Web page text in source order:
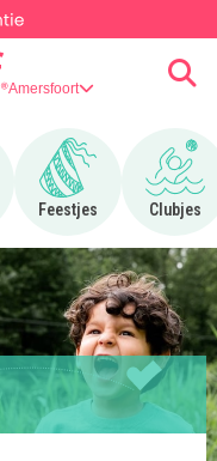
Amersfoort
Uit eten
Feestjes
Ga naar Feestjes
Clubjes
Ga